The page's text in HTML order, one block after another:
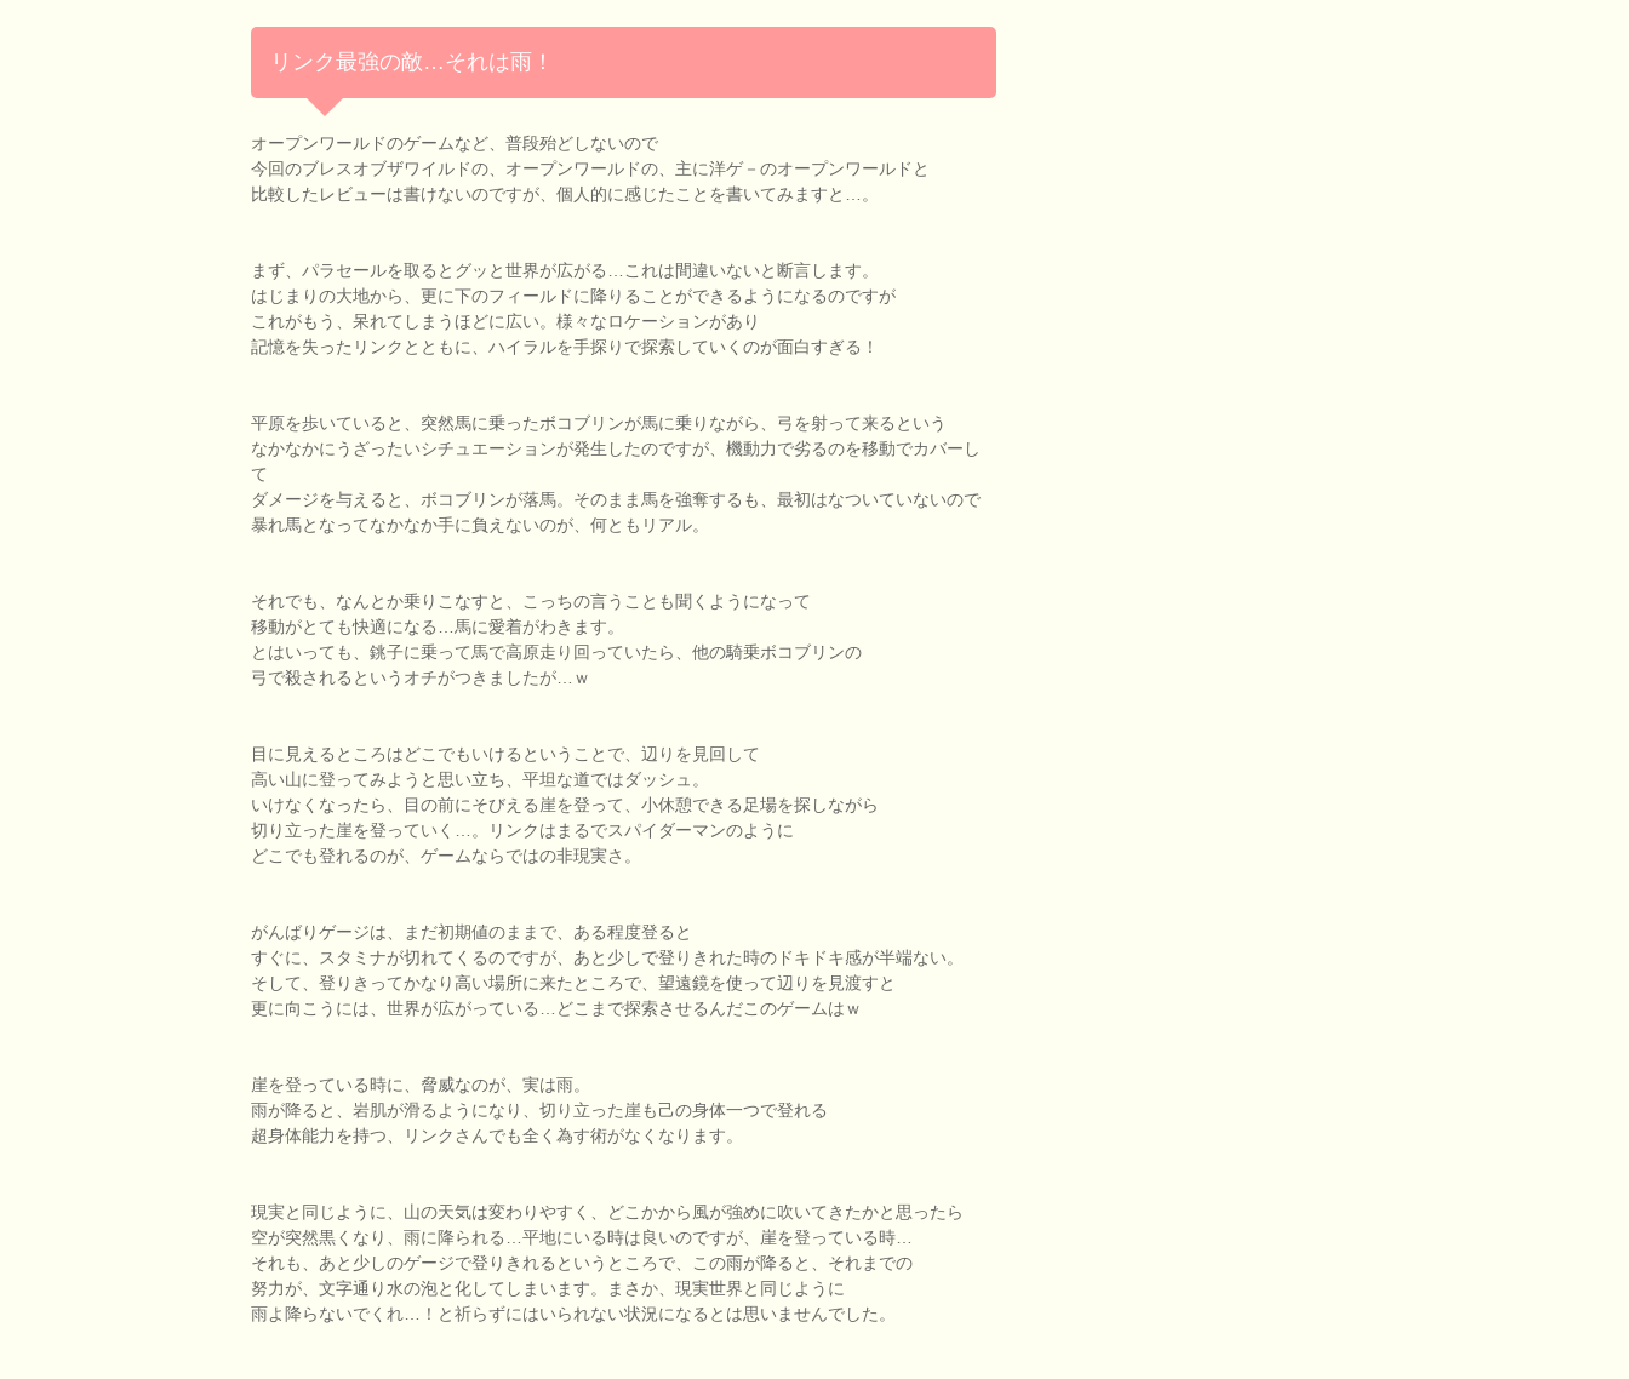
リンク最強の敵…それは雨！
オープンワールドのゲームなど、普段殆どしないので
今回のブレスオブザワイルドの、オープンワールドの、主に洋ゲ－のオープンワールドと
比較したレビューは書けないのですが、個人的に感じたことを書いてみますと…。
まず、パラセールを取るとグッと世界が広がる…これは間違いないと断言します。
はじまりの大地から、更に下のフィールドに降りることができるようになるのですが
これがもう、呆れてしまうほどに広い。様々なロケーションがあり
記憶を失ったリンクとともに、ハイラルを手探りで探索していくのが面白すぎる！
平原を歩いていると、突然馬に乗ったボコブリンが馬に乗りながら、弓を射って来るという
なかなかにうざったいシチュエーションが発生したのですが、機動力で劣るのを移動でカバーし
て
ダメージを与えると、ボコブリンが落馬。そのまま馬を強奪するも、最初はなついていないので
暴れ馬となってなかなか手に負えないのが、何ともリアル。
それでも、なんとか乗りこなすと、こっちの言うことも聞くようになって
移動がとても快適になる…馬に愛着がわきます。
とはいっても、銚子に乗って馬で高原走り回っていたら、他の騎乗ボコブリンの
弓で殺されるというオチがつきましたが…ｗ
目に見えるところはどこでもいけるということで、辺りを見回して
高い山に登ってみようと思い立ち、平坦な道ではダッシュ。
いけなくなったら、目の前にそびえる崖を登って、小休憩できる足場を探しながら
切り立った崖を登っていく…。リンクはまるでスパイダーマンのように
どこでも登れるのが、ゲームならではの非現実さ。
がんばりゲージは、まだ初期値のままで、ある程度登ると
すぐに、スタミナが切れてくるのですが、あと少しで登りきれた時のドキドキ感が半端ない。
そして、登りきってかなり高い場所に来たところで、望遠鏡を使って辺りを見渡すと
更に向こうには、世界が広がっている…どこまで探索させるんだこのゲームはｗ
崖を登っている時に、脅威なのが、実は雨。
雨が降ると、岩肌が滑るようになり、切り立った崖も己の身体一つで登れる
超身体能力を持つ、リンクさんでも全く為す術がなくなります。
現実と同じように、山の天気は変わりやすく、どこかから風が強めに吹いてきたかと思ったら
空が突然黒くなり、雨に降られる…平地にいる時は良いのですが、崖を登っている時…
それも、あと少しのゲージで登りきれるというところで、この雨が降ると、それまでの
努力が、文字通り水の泡と化してしまいます。まさか、現実世界と同じように
雨よ降らないでくれ…！と祈らずにはいられない状況になるとは思いませんでした。